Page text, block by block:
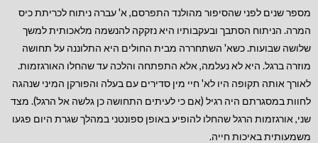
מספר שנים לפני שהסיפור מהולנד התפרסם, א' עברה ניתוח לכריתת כיס
המרה. הניתוח הסתבך ובעקבותיו היא נזקקה להנשמה מלאכותית למשך
שלושה שבועות. כשא' השתחררה מבית החולים היא התלוננה על תחושה
מוזרה ברגל. היא לא נעלמה, אלא התפתחה והלכה עד שהחלו האורגזמות.
לאורך אותה תקופה היו לא' חיי מין סדירים עם בעלה והפורקן המיני שנהגה
לחוות במסגרתם היה רגיל (אם כי לעיתים התחושה כן גלשה אל הרגל). מצד
שני, אורגזמות הרגל שהחלו להופיע באופן ספונטני במהלך שגרת היום פגעו
משמעותית באיכות חייה.